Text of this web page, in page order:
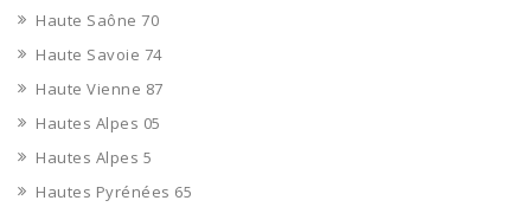
Haute Saône 70
Haute Savoie 74
Haute Vienne 87
Hautes Alpes 05
Hautes Alpes 5
Hautes Pyrénées 65